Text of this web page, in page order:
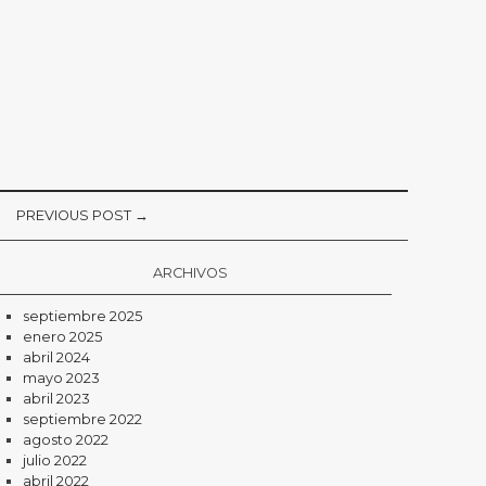
PREVIOUS POST →
ARCHIVOS
septiembre 2025
enero 2025
abril 2024
mayo 2023
abril 2023
septiembre 2022
agosto 2022
julio 2022
abril 2022